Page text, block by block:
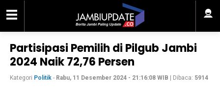
Partisipasi Pemilih di Pilgub Jambi
2024 Naik 72,76 Persen
Kategori Politik - Rabu, 11 Desember 2024 - 21:16:08 WIB | Dibaca: 5914